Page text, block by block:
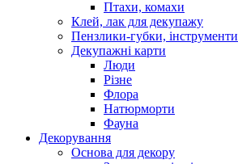
Птахи, комахи
Клей, лак для декупажу
Пензлики-губки, інструменти
Декупажні карти
Люди
Різне
Флора
Натюрморти
Фауна
Декорування
Основа для декору